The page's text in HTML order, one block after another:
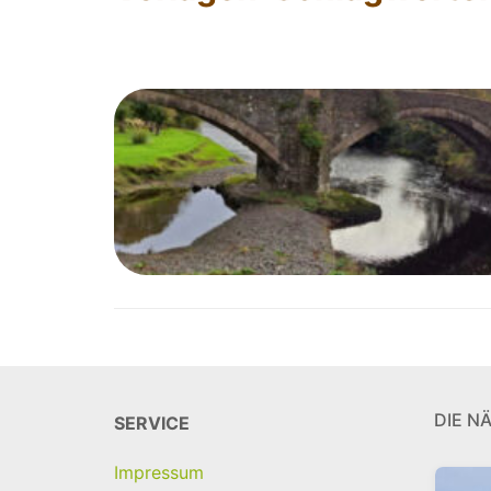
SERVICE
Impressum
DIE